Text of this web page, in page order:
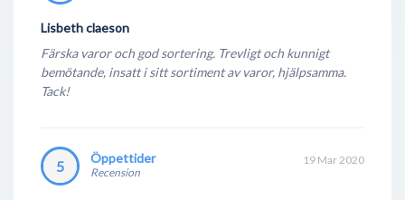
Lisbeth claeson
Färska varor och god sortering. Trevligt och kunnigt
bemötande, insatt i sitt sortiment av varor, hjälpsamma.
Tack!
5 Öppettider
Recension
19 Mar 2020